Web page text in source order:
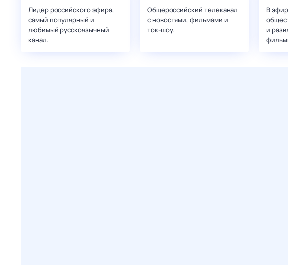
Лидер российского эфира,
самый популярный и
любимый русскоязычный
канал.
Общероссийский телеканал
с новостями, фильмами и
ток-шоу.
В
и